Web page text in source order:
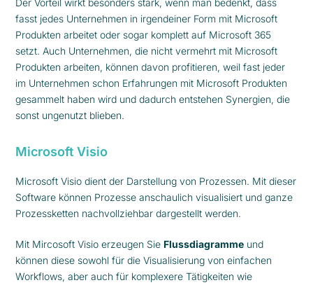
Der Vorteil wirkt besonders stark, wenn man bedenkt, dass
fasst jedes Unternehmen in irgendeiner Form mit Microsoft
Produkten arbeitet oder sogar komplett auf Microsoft 365
setzt. Auch Unternehmen, die nicht vermehrt mit Microsoft
Produkten arbeiten, können davon profitieren, weil fast jeder
im Unternehmen schon Erfahrungen mit Microsoft Produkten
gesammelt haben wird und dadurch entstehen Synergien, die
sonst ungenutzt blieben.
Microsoft Visio
Microsoft Visio dient der Darstellung von Prozessen. Mit dieser
Software können Prozesse anschaulich visualisiert und ganze
Prozessketten nachvollziehbar dargestellt werden.
Mit Mircosoft Visio erzeugen Sie Flussdiagramme und
können diese sowohl für die Visualisierung von einfachen
Workflows, aber auch für komplexere Tätigkeiten wie